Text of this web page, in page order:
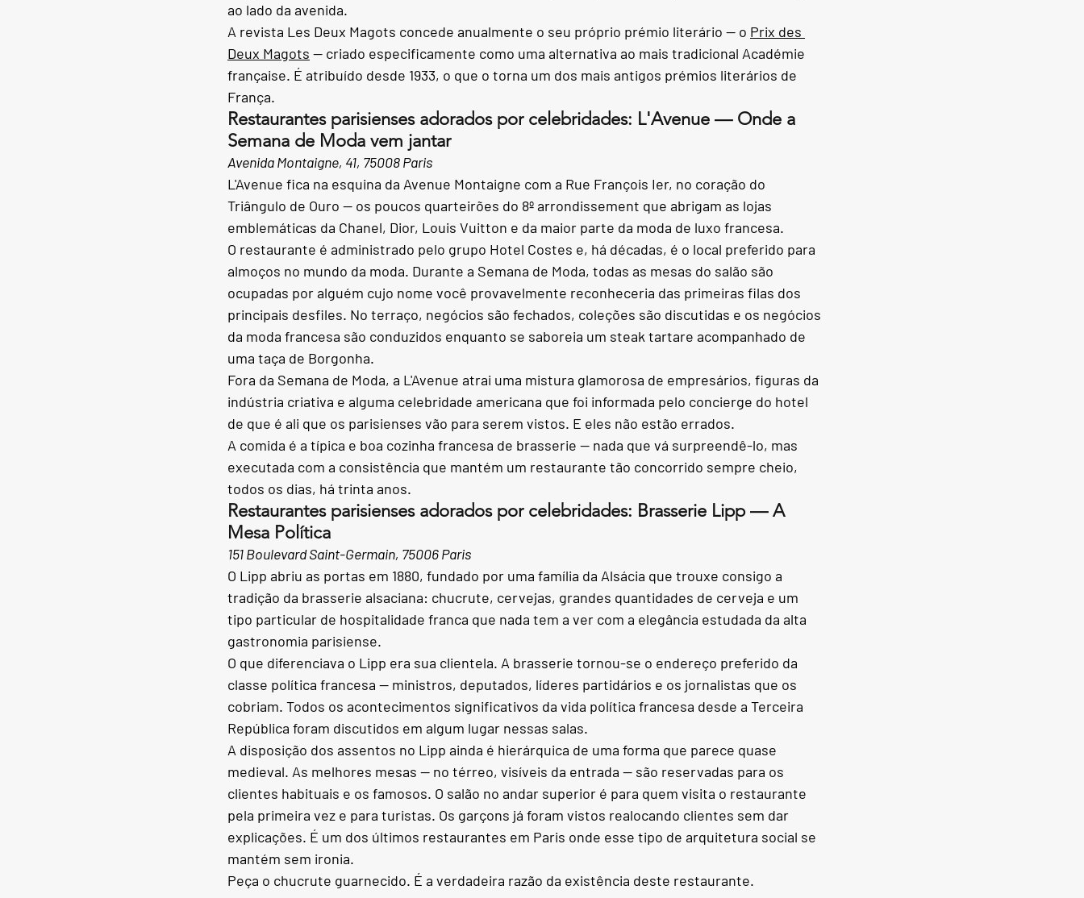
ao lado da avenida.
A revista Les Deux Magots concede anualmente o seu próprio prémio literário — o Prix des
Deux Magots — criado especificamente como uma alternativa ao mais tradicional Académie
française. É atribuído desde 1933, o que o torna um dos mais antigos prémios literários de
França.
Restaurantes parisienses adorados por celebridades: L'Avenue — Onde a
Semana de Moda vem jantar
Avenida Montaigne, 41, 75008 Paris
L'Avenue fica na esquina da Avenue Montaigne com a Rue François Ier, no coração do
Triângulo de Ouro — os poucos quarteirões do 8º arrondissement que abrigam as lojas
emblemáticas da Chanel, Dior, Louis Vuitton e da maior parte da moda de luxo francesa.
O restaurante é administrado pelo grupo Hotel Costes e, há décadas, é o local preferido para
almoços no mundo da moda. Durante a Semana de Moda, todas as mesas do salão são
ocupadas por alguém cujo nome você provavelmente reconheceria das primeiras filas dos
principais desfiles. No terraço, negócios são fechados, coleções são discutidas e os negócios
da moda francesa são conduzidos enquanto se saboreia um steak tartare acompanhado de
uma taça de Borgonha.
Fora da Semana de Moda, a L'Avenue atrai uma mistura glamorosa de empresários, figuras da
indústria criativa e alguma celebridade americana que foi informada pelo concierge do hotel
de que é ali que os parisienses vão para serem vistos. E eles não estão errados.
A comida é a típica e boa cozinha francesa de brasserie — nada que vá surpreendê-lo, mas
executada com a consistência que mantém um restaurante tão concorrido sempre cheio,
todos os dias, há trinta anos.
Restaurantes parisienses adorados por celebridades: Brasserie Lipp — A
Mesa Política
151 Boulevard Saint-Germain, 75006 Paris
O Lipp abriu as portas em 1880, fundado por uma família da Alsácia que trouxe consigo a
tradição da brasserie alsaciana: chucrute, cervejas, grandes quantidades de cerveja e um
tipo particular de hospitalidade franca que nada tem a ver com a elegância estudada da alta
gastronomia parisiense.
O que diferenciava o Lipp era sua clientela. A brasserie tornou-se o endereço preferido da
classe política francesa — ministros, deputados, líderes partidários e os jornalistas que os
cobriam. Todos os acontecimentos significativos da vida política francesa desde a Terceira
República foram discutidos em algum lugar nessas salas.
A disposição dos assentos no Lipp ainda é hierárquica de uma forma que parece quase
medieval. As melhores mesas — no térreo, visíveis da entrada — são reservadas para os
clientes habituais e os famosos. O salão no andar superior é para quem visita o restaurante
pela primeira vez e para turistas. Os garçons já foram vistos realocando clientes sem dar
explicações. É um dos últimos restaurantes em Paris onde esse tipo de arquitetura social se
mantém sem ironia.
Peça o chucrute guarnecido. É a verdadeira razão da existência deste restaurante.